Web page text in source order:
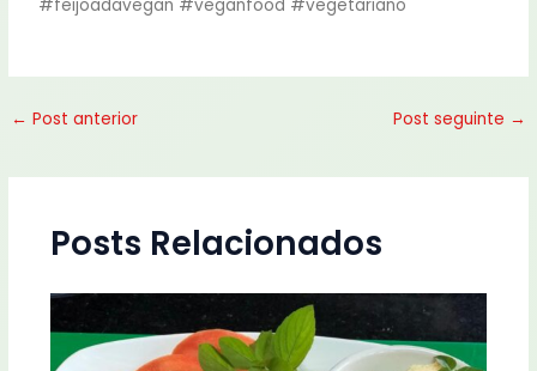
#feijoadavegan #veganfood #vegetariano
← Post anterior Post seguinte →
Posts Relacionados